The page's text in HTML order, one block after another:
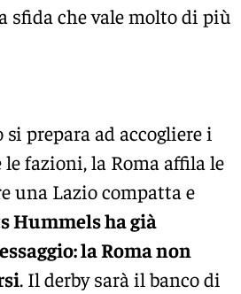
sfida che vale molto di più
prepara ad accogliere i
fazioni, la Roma affila le
una Lazio compatta e
Hummels ha già
la Roma non
. Il derby sarà il banco di